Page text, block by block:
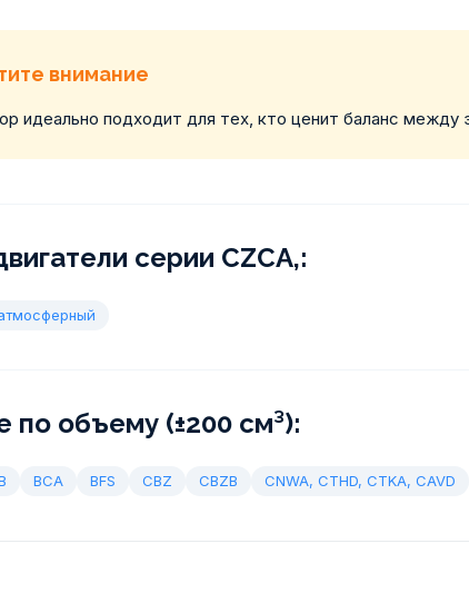
внимание
идеально подходит для тех, кто ценит баланс
серии CZCA,:
по объему (±200 см³):
BCA BFS CBZ CBZB CNWA, CTHD, CTKA, CAVD